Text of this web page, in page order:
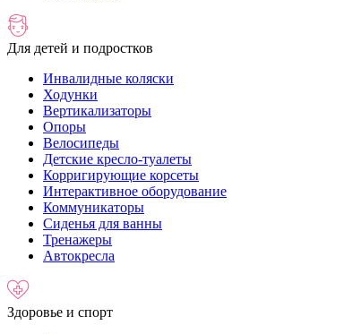
Для детей и подростков
Инвалидные коляски
Ходунки
Вертикализаторы
Опоры
Велосипеды
Детские кресло-туалеты
Корригирующие корсеты
Интерактивное оборудование
Коммуникаторы
Сиденья для ванны
Тренажеры
Автокресла
Здоровье и спорт